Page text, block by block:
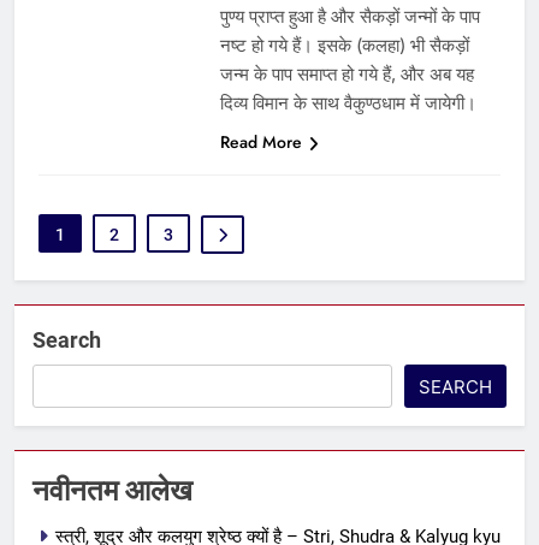
पुण्य प्राप्त हुआ है और सैकड़ों जन्मों के पाप
नष्ट हो गये हैं। इसके (कलहा) भी सैकड़ों
जन्म के पाप समाप्त हो गये हैं, और अब यह
दिव्य विमान के साथ वैकुण्ठधाम में जायेगी।
Read More
1 2 3
Search
SEARCH
नवीनतम आलेख
स्त्री, शूद्र और कलयुग श्रेष्ठ क्यों है – Stri, Shudra & Kalyug kyu
6